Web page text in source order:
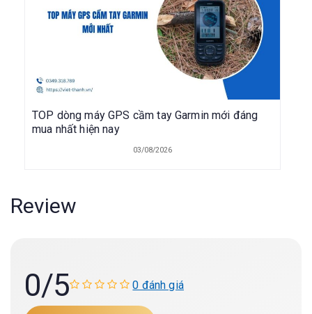
TOP dòng máy GPS cầm tay Garmin mới đáng
mua nhất hiện nay
03/08/2026
Review
0/5 0 đánh giá